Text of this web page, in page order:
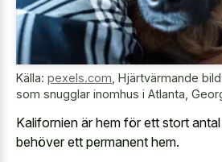
Källa: pexels.com Hjärtvärmande
som snugglar inomhus i Atlanta,
Kalifornien är hem för ett stort
behöver ett permanent hem.